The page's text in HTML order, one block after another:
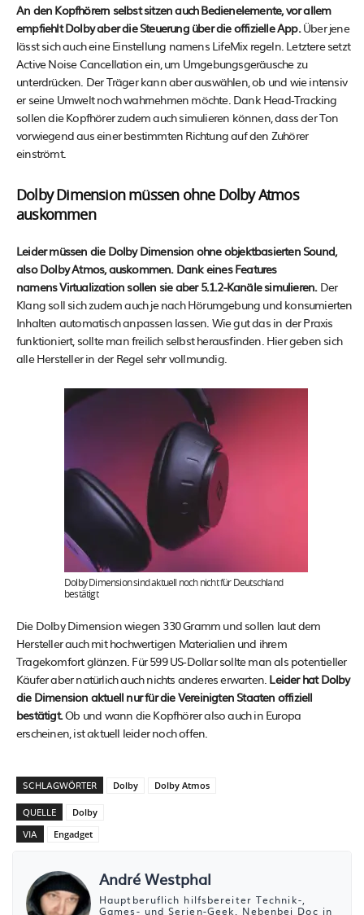
An den Kopfhörern selbst sitzen auch Bedienelemente, vor allem
empfiehlt Dolby aber die Steuerung über die offizielle App.Über jene
lässt sich auch eine Einstellung namens LifeMix regeln. Letztere setzt
Active Noise Cancellation ein, um Umgebungsgeräusche zu
unterdrücken. Der Träger kann aber auswählen, ob und wie intensiv
er seine Umwelt noch wahrnehmen möchte. Dank Head-Tracking
sollen die Kopfhörer zudem auch simulieren können, dass der Ton
vorwiegend aus einer bestimmten Richtung auf den Zuhörer
einströmt.
Dolby Dimension müssen ohne Dolby Atmos
auskommen
Leider müssen die Dolby Dimension ohne objektbasierten Sound,
also Dolby Atmos, auskommen. Dank eines Features
namens Virtualization sollen sie aber 5.1.2-Kanäle simulieren.Der
Klang soll sich zudem auch je nach Hörumgebung und konsumierten
Inhalten automatisch anpassen lassen. Wie gut das in der Praxis
funktioniert, sollte man freilich selbst herausfinden. Hier geben sich
alle Hersteller in der Regel sehr vollmundig.
Dolby Dimension sind aktuell noch nicht für Deutschland
bestätigt
Die Dolby Dimension wiegen 330 Gramm und sollen laut dem
Hersteller auch mit hochwertigen Materialien und ihrem
Tragekomfort glänzen. Für 599 US-Dollar sollte man als potentieller
Käufer aber natürlich auch nichts anderes erwarten. Leider hat Dolby
die Dimension aktuell nur für die Vereinigten Staaten offiziell
bestätigt.Ob und wann die Kopfhörer also auch in Europa
erscheinen, ist aktuell leider noch offen.
SCHLAGWÖRTER Dolby Dolby Atmos
QUELLE Dolby
VIA Engadget
André Westphal
Hauptberuflich hilfsbereiter Technik-,
Games- und Serien-Geek. Nebenbei Doc in